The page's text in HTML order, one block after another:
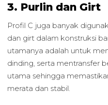
3. Purlin dan Girt
Profil C juga banyak
dan girt dalam konstruksi
utamanya adalah untuk
dinding, serta mentransfer
utama sehingga
merata dan stabil.